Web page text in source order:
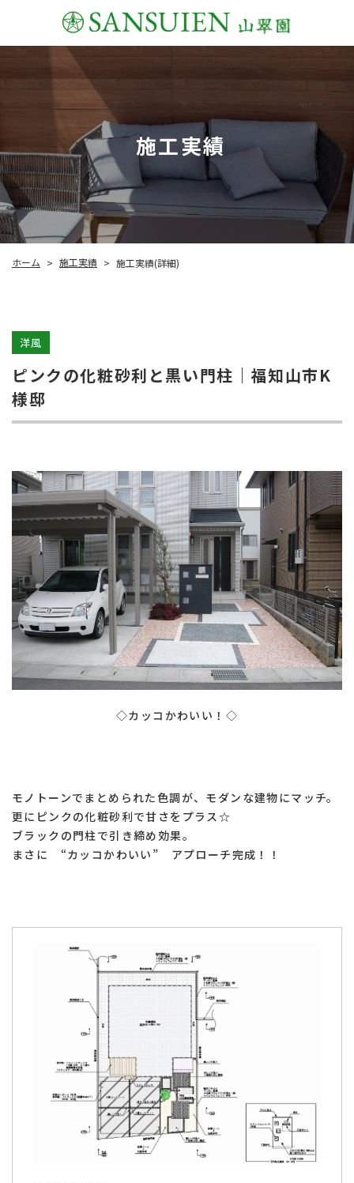
施工実績
ホーム > 施工実績 > 施工実績(詳細)
洋風
ピンクの化粧砂利と黒い門柱｜福知山市K
様邸
◇カッコかわいい！◇
モノトーンでまとめられた色調が、モダンな建物にマッチ。
更にピンクの化粧砂利で甘さをプラス☆
ブラックの門柱で引き締め効果。
まさに “カッコかわいい” アプローチ完成！！